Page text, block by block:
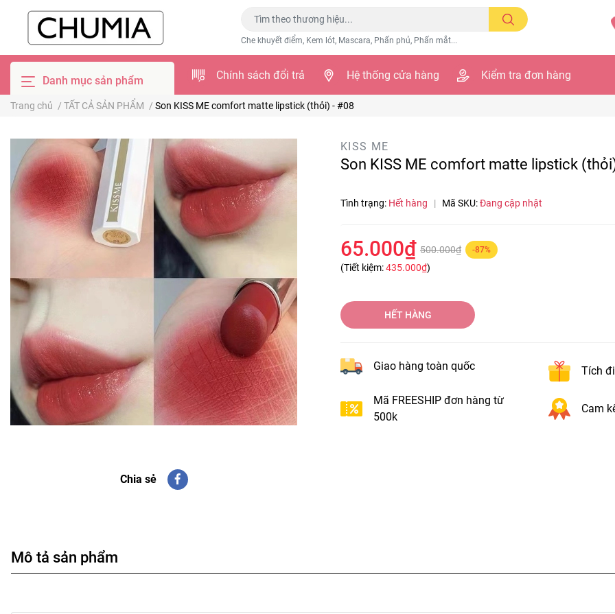
Che khuyết điểm, Kem lót, Mascara, Phấn phủ, Phấn mắt...
Danh mục sản phẩm Chính sách đổi trả Hệ thống cửa hàng Kiểm tra đơn hàng
Trang chủ / TẤT CẢ SẢN PHẨM / Son KISS ME comfort matte lipstick (thỏi) - #08
Chia sẻ
KISS ME
Son KISS ME comfort matte lipstick
Tình trạng: Hết hàng | Mã SKU:Đang cập nhật
65.000₫ 500.000₫ -87%
(Tiết kiệm:435.000₫)
HẾT HÀNG
Giao hàng toàn quốc Tích
Mã FREESHIP đơn hàng từ
500k
Cam
Mô tả sản phẩm